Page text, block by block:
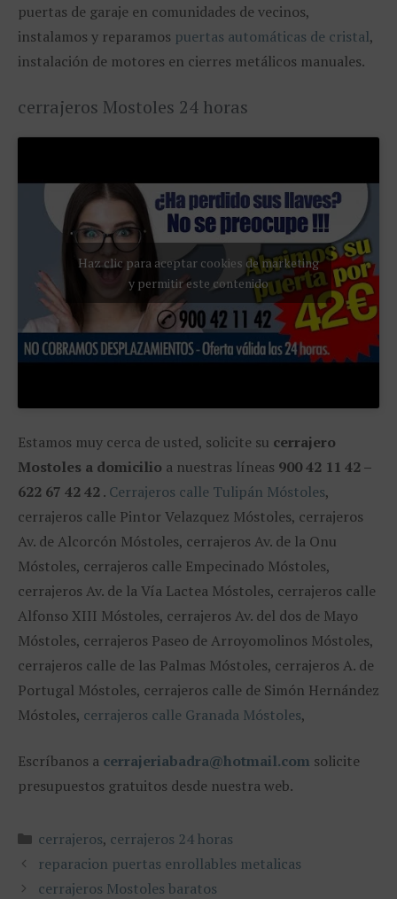
puertas de garaje en comunidades de vecinos,
instalamos y reparamos puertas automáticas de cristal,
instalación de motores en cierres metálicos manuales.
cerrajeros Mostoles 24 horas
Haz clic para aceptar cookies de marketing
y permitir este contenido
Estamos muy cerca de usted, solicite su cerrajero
Mostoles a domicilio a nuestras líneas 900 42 11 42 –
622 67 42 42 . Cerrajeros calle Tulipán Móstoles,
cerrajeros calle Pintor Velazquez Móstoles, cerrajeros
Av. de Alcorcón Móstoles, cerrajeros Av. de la Onu
Móstoles, cerrajeros calle Empecinado Móstoles,
cerrajeros Av. de la Vía Lactea Móstoles, cerrajeros calle
Alfonso XIII Móstoles, cerrajeros Av. del dos de Mayo
Móstoles, cerrajeros Paseo de Arroyomolinos Móstoles,
cerrajeros calle de las Palmas Móstoles, cerrajeros A. de
Portugal Móstoles, cerrajeros calle de Simón Hernández
Móstoles, cerrajeros calle Granada Móstoles,
Escríbanos a cerrajeriabadra@hotmail.com solicite
presupuestos gratuitos desde nuestra web.
Categorías
cerrajeros, cerrajeros 24 horas
reparacion puertas enrollables metalicas
cerrajeros Mostoles baratos